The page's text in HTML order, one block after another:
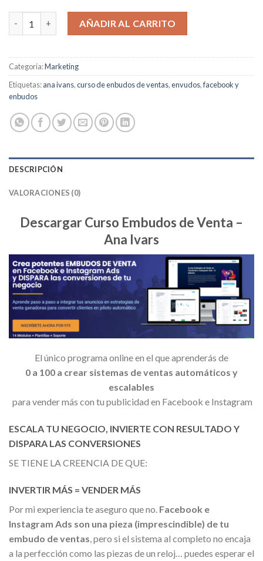
Embudos de Venta cantidadAÑADIR AL CARRITO
Categoría:Marketing
Etiquetas:ana ivans,curso de enbudos de ventas,envudos,facebook y
enbudos
DESCRIPCIÓN
VALORACIONES (0)
Descargar Curso Embudos de Venta –
Ana Ivars
El único programa online en el que aprenderás de
0 a 100 a crear sistemas de ventas automáticos y
escalables
para vender más con tu publicidad en Facebook e Instagram
ESCALA TU NEGOCIO, INVIERTE CON RESULTADO Y
DISPARA LAS CONVERSIONES
SE TIENE LA CREENCIA DE QUE:
INVERTIR MÁS = VENDER MÁS
Por mi experiencia te aseguro que no. Facebook e
Instagram Ads son una pieza (imprescindible) de tu
embudo de ventas, pero si el sistema al completo no encaja
a la perfección como las piezas de un reloj… puedes esperar el